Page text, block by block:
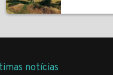
notícias